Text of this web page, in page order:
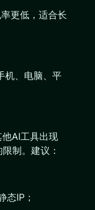
更低，适合长
机、电脑、平
AI工具出现
限制。建议：
态IP；